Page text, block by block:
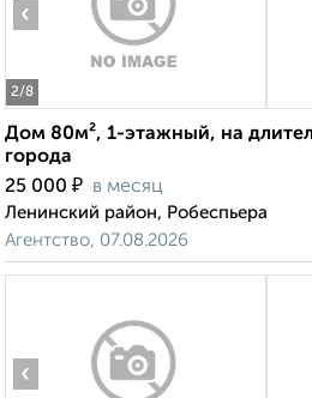
2/8
‹
Дом 80м², 1-этажный, на
города
25 000 ₽ в месяц
Ленинский район, Робеспьера
Агентство, 07.08.2026
‹